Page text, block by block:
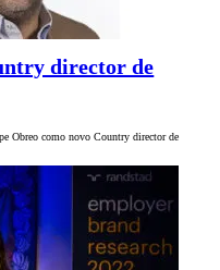
director de
Obreo como novo Country director de